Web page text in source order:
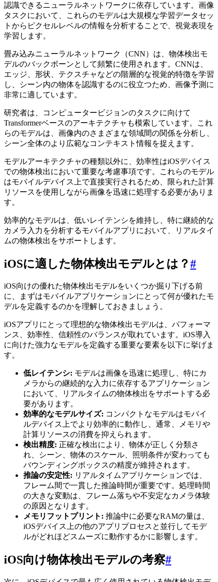
認識できるニューラルネットワークに依存しています。画像
タスクにおいて、これらのモデルは大規模な学習データセッ
トからピクセルレベルの情報を分析することで、視覚表現を
学習します。
畳み込みニューラルネットワーク（CNN）は、物体検出モ
デルのバックボーンとして頻繁に使用されます。CNNは、
エッジ、形状、テクスチャなどの階層的な視覚的特徴を学習
し、シーン内の物体を認識するのに役立つため、画像予測に
非常に適しています。
研究者は、コンピュータービジョンのタスクに向けて
Transformerベースのアーキテクチャも模索しています。これ
らのモデルは、画像内のさまざまな領域間の関係を分析し、
シーン全体のより広範なコンテキスト情報を捉えます。
モデルアーキテクチャの種類以外に、効率性はiOSデバイス
での物体検出において重要な考慮事項です。これらのモデル
はモバイルデバイス上で直接実行されるため、限られた計算
リソースを使用しながら画像を迅速に処理する必要がありま
す。
効率的なモデルは、低いレイテンシを維持し、特に継続的な
カメラ入力を分析するモバイルアプリにおいて、リアルタイ
ムの物体検出をサポートします。
iOSに適した物体検出モデルとは？#
iOS向けの優れた物体検出モデルをいくつか掘り下げる前
に、まずはモバイルアプリケーションにとって何が優れたモ
デルを定義するのかを理解しておきましょう。
iOSアプリにとって理想的な物体検出モデルは、パフォーマ
ンス、効率性、信頼性のバランスが取れています。iOS導入
に向けた強力なモデルを定義する重要な要素を以下に挙げま
す。
低レイテンシ: モデルは画像を迅速に処理し、特にカ
メラからの継続的な入力に依存するアプリケーション
において、リアルタイムの物体検出をサポートする必
要があります。
効率的なモデルサイズ: コンパクトなモデルはモバイ
ルデバイス上でより効率的に動作し、通常、メモリや
計算リソースの消費を抑えられます。
検出精度: 正確な検出により、物体が正しく分類さ
れ、シーン、物体のスケール、照明条件が変わっても
バウンディングボックスの精度が維持されます。
推論の安定性: リアルタイムアプリケーションでは、
フレーム間で一貫した推論時間が重要です。処理時間
の大きな変動は、フレーム落ちや不安定なカメラ体験
の原因となります。
メモリフットプリント: 推論中に必要なRAMの量は、
iOSデバイス上の他のアプリプロセスと並行してモデ
ルがどれほどスムーズに動作するかに影響します。
iOS向け物体検出モデルの考察#